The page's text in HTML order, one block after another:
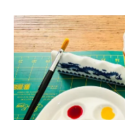
te juger
Laisser place
dans ta
Reprendre
naturelle à